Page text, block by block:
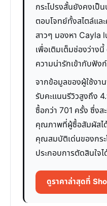
กระโปรงสั้นยังคงเป็
ตอบโจทย์ทั้งสไตล์แล
สาวๆ มองหา Cayla
เพื่อเติมเต็มช่องว่าง
ความน่ารักเข้ากับฟัง
จากข้อมูลของผู้ใช้งา
รับคะแนนรีวิวสูงถึง
ซื้อกว่า 701 ครั้ง ซึ่ง
คุณภาพที่ผู้ซื้อสัมผัสไ
คุณสมบัติเด่นของกร
ประกอบการตัดสินใจ
ดูราคาล่าสุดที่